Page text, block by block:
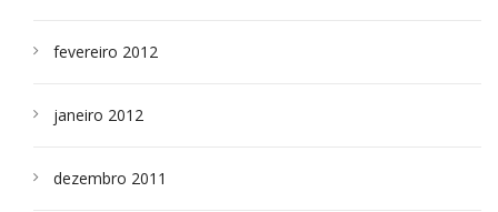
fevereiro 2012
janeiro 2012
dezembro 2011